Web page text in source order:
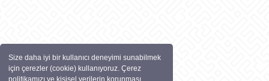
Size daha iyi bir kullanıcı deneyimi sunabilmek
için çerezler (cookie) kullanıyoruz. Çerez